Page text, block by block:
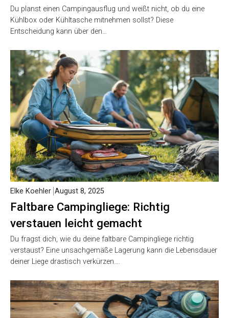
Du planst einen Campingausflug und weißt nicht, ob du eine
Kühlbox oder Kühltasche mitnehmen sollst? Diese
Entscheidung kann über den…
Faltbare Campingliege: Richtig
verstauen leicht gemacht
Elke Koehler August 8, 2025
Du fragst dich, wie du deine faltbare Campingliege richtig
verstaust? Eine unsachgemäße Lagerung kann die Lebensdauer
deiner Liege drastisch verkürzen….